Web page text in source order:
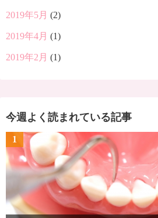
2019年5月 (2)
2019年4月 (1)
2019年2月 (1)
今週よく読まれている記事
1